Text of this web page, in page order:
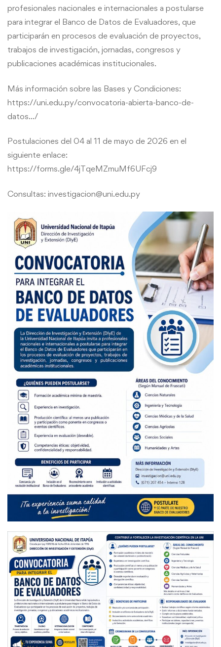
de
evaluadores
institucionales
profesionales nacionales e internacionales a postularse
para integrar el Banco de Datos de Evaluadores, que
participarán en procesos de evaluación de proyectos,
trabajos de investigación, jornadas, congresos y
publicaciones académicas institucionales.
Más información sobre las Bases y Condiciones:
https://uni.edu.py/convocatoria-abierta-banco-de-
datos…/
Postulaciones del 04 al 11 de mayo de 2026 en el
siguiente enlace:
https://forms.gle/4jTqeMZmuMf6UFcj9
Consultas: investigacion@uni.edu.py